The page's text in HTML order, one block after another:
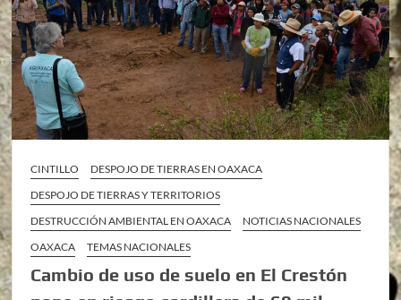
CINTILLO
DESPOJO DE TIERRAS EN OAXACA
DESPOJO DE TIERRAS Y TERRITORIOS
DESTRUCCIÓN AMBIENTAL EN OAXACA
NOTICIAS NACIONALES
OAXACA
TEMAS NACIONALES
Cambio de uso de suelo en El Crestón